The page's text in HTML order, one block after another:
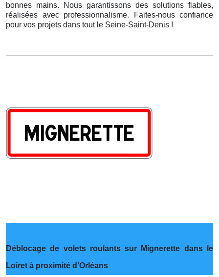
bonnes mains. Nous garantissons des solutions fiables,
réalisées avec professionnalisme. Faites-nous confiance
pour vos projets dans tout le Seine-Saint-Denis !
Déblocage de volets roulants sur Mignerette dans le
Loiret à proximité d’Orléans